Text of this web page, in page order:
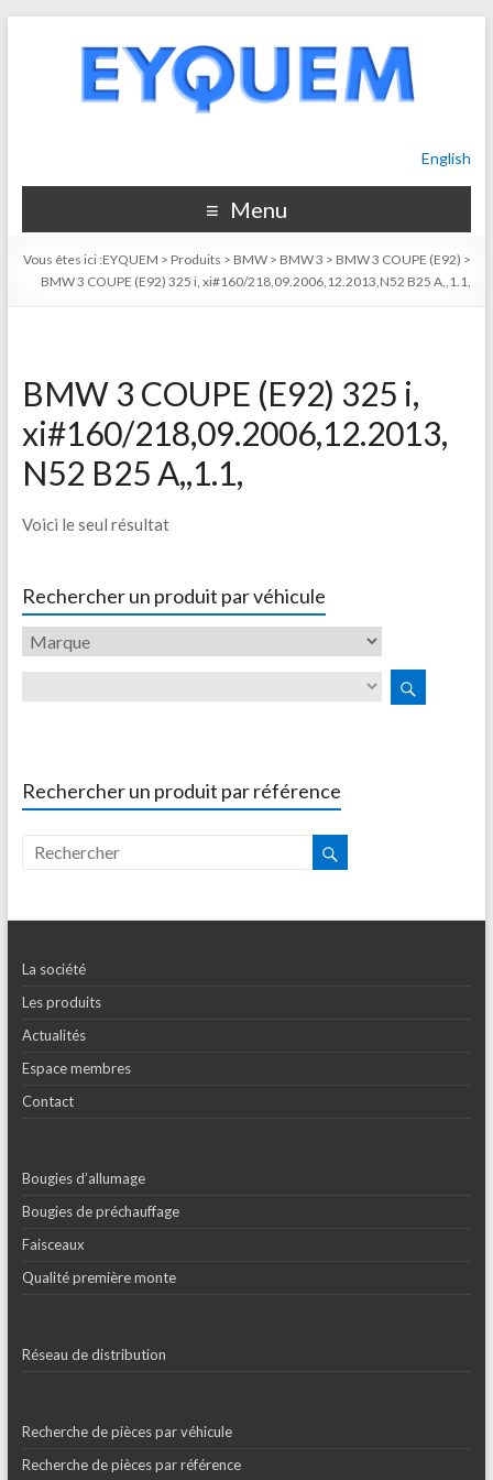
English
Menu
Vous êtes ici :EYQUEM > Produits > BMW > BMW 3 > BMW 3 COUPE (E92) >
BMW 3 COUPE (E92) 325 i, xi#160/218,09.2006,12.2013,N52 B25 A,,1.1,
BMW 3 COUPE (E92) 325 i,
xi#160/218,09.2006,12.2013,
N52 B25 A,,1.1,
Voici le seul résultat
Rechercher un produit par véhicule
Rechercher un produit par référence
La société
Les produits
Actualités
Espace membres
Contact
Bougies d’allumage
Bougies de préchauffage
Faisceaux
Qualité première monte
Réseau de distribution
Recherche de pièces par véhicule
Recherche de pièces par référence